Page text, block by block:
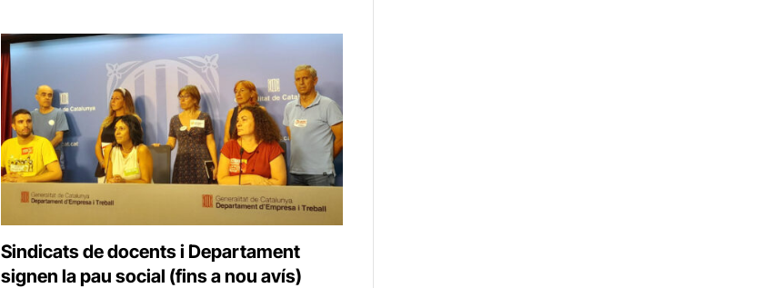
Sindicats de docents i Departament
signen la pau social (fins a nou avís)